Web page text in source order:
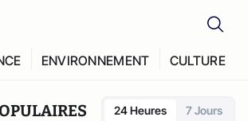
ENVIRONNEMENT CULTURE
24 Heures 7 Jours